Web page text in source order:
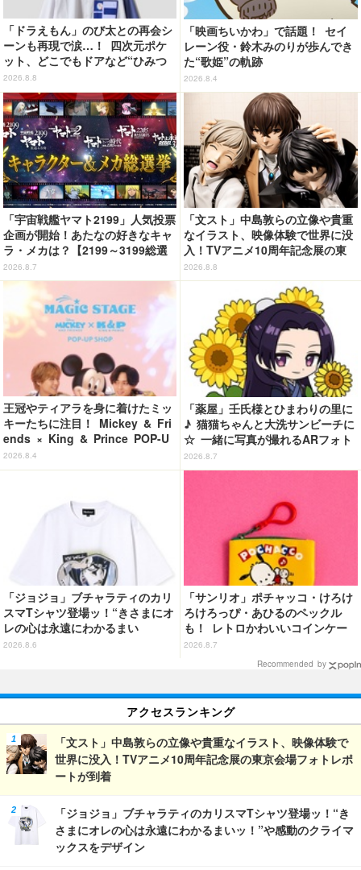
「ドラえもん」のび太との再会シ
ーンも再現で涙…！ 四次元ポケ
ット、どこでもドアなど“ひみつ
道具”も登場 「グラニフ」コラボ
全20アイテム
2026.8.8
「映画ちいかわ」で話題！ セイ
レーン役・鈴木みのりが歩んでき
た“歌姫”の軌跡
2026.8.4
「宇宙戦艦ヤマト2199」人気投票
企画が開始！あたなの好きなキャ
ラ・メカは？【2199～3199総選
挙】
2026.8.7
「文スト」中島敦らの立像や貴重
なイラスト、映像体験で世界に没
入！TVアニメ10周年記念展の東
京会場フォトレポートが到着
2026.8.8
王冠やティアラを身に着けたミッ
キーたちに注目！ Mickey & Fri
ends × King & Prince POP-U
P SHOP「MAGIC STAGE」に新
商品登場
2026.8.4
「薬屋」壬氏様とひまわりの里に
♪ 猫猫ちゃんと大洗サンビーチに
☆ 一緒に写真が撮れるARフォト
スポット企画「猫猫・壬氏と夏巡
り」開催【茨城県】
2026.8.7
「ジョジョ」ブチャラティのカリ
スマTシャツ登場ッ！“きさまにオ
レの心は永遠にわかるまい
ッ！”や感動のクライマックスを
2026.8.6
「サンリオ」ポチャッコ・けろけ
ろけろっぴ・あひるのペックル
も！ レトロかわいいコインケー
ス第2弾がカプセルトイに登場♪
2026.8.7
Recommended by
アクセスランキング
「文スト」中島敦らの立像や貴重なイラスト、映像体験で
世界に没入！TVアニメ10周年記念展の東京会場フォトレポ
ートが到着
「ジョジョ」ブチャラティのカリスマTシャツ登場ッ！“き
さまにオレの心は永遠にわかるまいッ！”や感動のクライマ
ックスをデザイン